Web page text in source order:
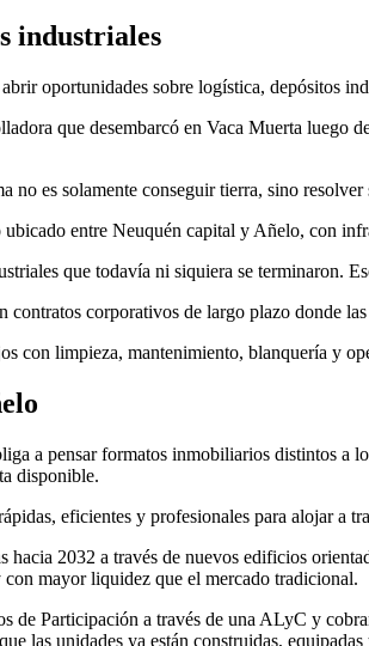
industriales
oportunidades sobre logística, depósitos
que desembarcó en Vaca Muerta luego
es solamente conseguir tierra, sino
entre Neuquén capital y Añelo, con
que todavía ni siquiera se terminaron.
corporativos de largo plazo donde
con limpieza, mantenimiento, blanquería y
a pensar formatos inmobiliarios distintos
disponible.
eficientes y profesionales para alojar a
2032 a través de nuevos edificios
mayor liquidez que el mercado tradicional.
Participación a través de una ALyC y
las unidades ya están construidas,